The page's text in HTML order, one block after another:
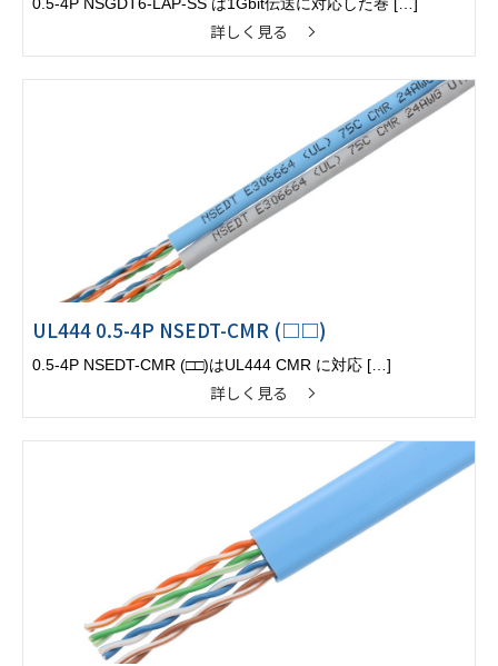
詳しく見る
UL444 0.5-4P NSEDT-CMR (□□)
0.5-4P NSEDT-CMR (□□)はUL444 CMR に対応 […]
詳しく見る